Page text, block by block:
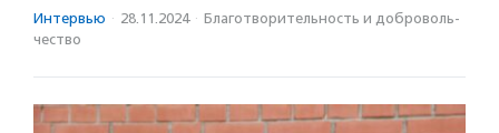
Интервью · 28.11.2024 · Благотвори­тель­ность и доброволь­
чест­во